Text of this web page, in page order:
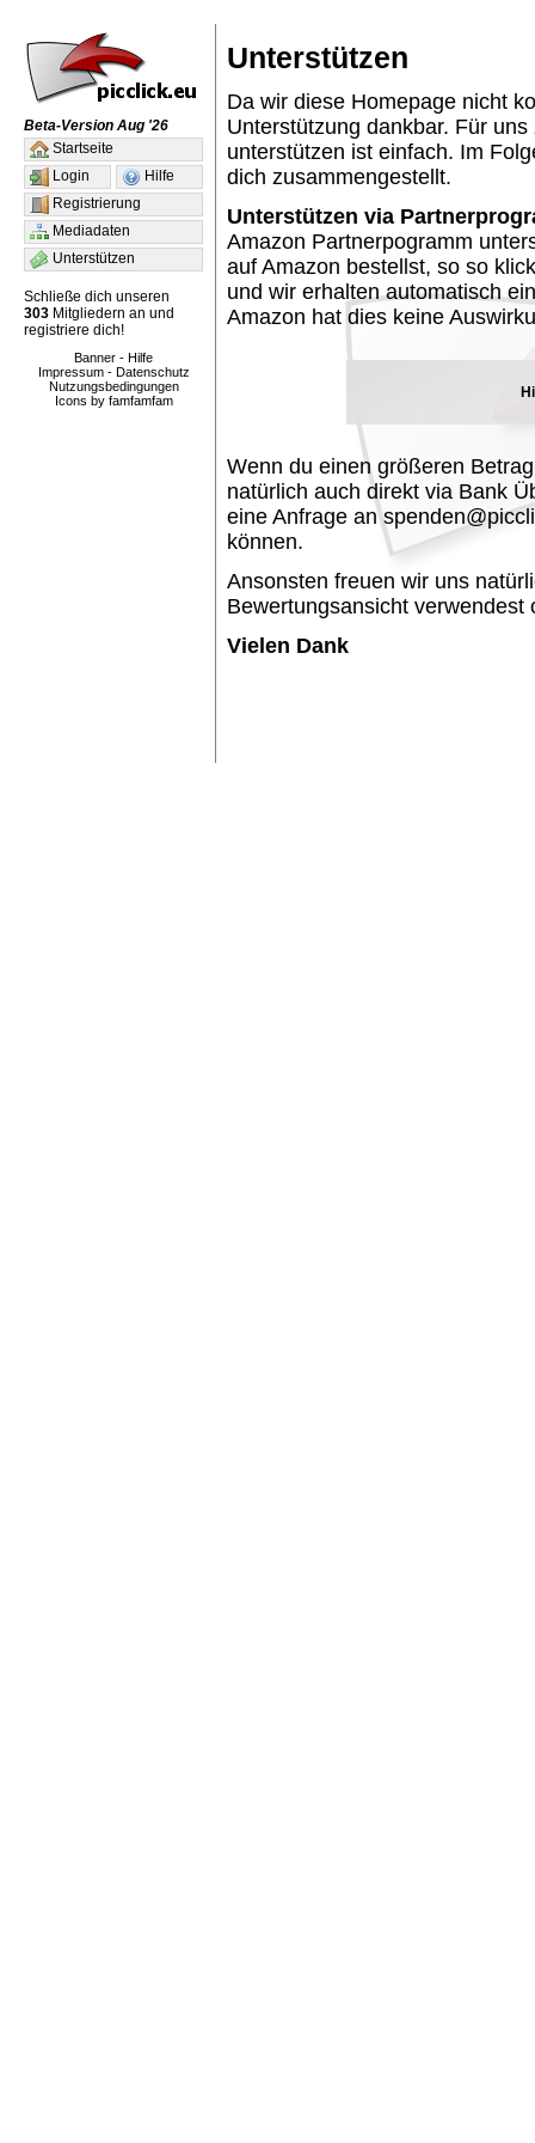
Beta-Version Aug '26
Startseite
Login
Hilfe
Registrierung
Mediadaten
Unterstützen
Schließe dich unseren
303 Mitgliedern an und
registriere dich!
Banner - Hilfe
Impressum- Datenschutz
Nutzungsbedingungen
Icons by famfamfam
Unterstützen
Da wir diese Homepage nicht
Unterstützung dankbar. Für
unterstützen ist einfach. Im
dich zusammengestellt.
Unterstützen via
Amazon Partnerpogramm
auf Amazon bestellst, so so
und wir erhalten automatisch
Amazon hat dies keine
Wenn du einen größeren
natürlich auch direkt via Bank
eine Anfrage an
können.
Ansonsten freuen wir uns
Bewertungsansicht
Vielen Dank